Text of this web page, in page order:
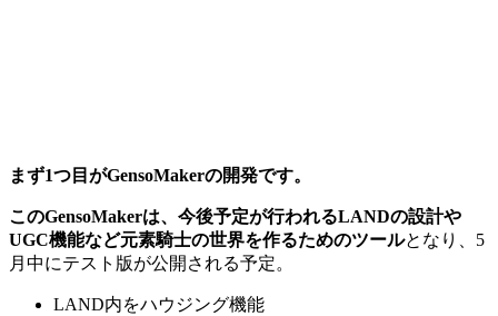
まず1つ目がGensoMakerの開発です。
このGensoMakerは、今後予定が行われるLANDの設計や
UGC機能など元素騎士の世界を作るためのツールとなり、5
月中にテスト版が公開される予定。
LAND内をハウジング機能